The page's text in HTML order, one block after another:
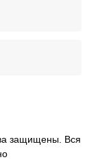
защищены. Вся